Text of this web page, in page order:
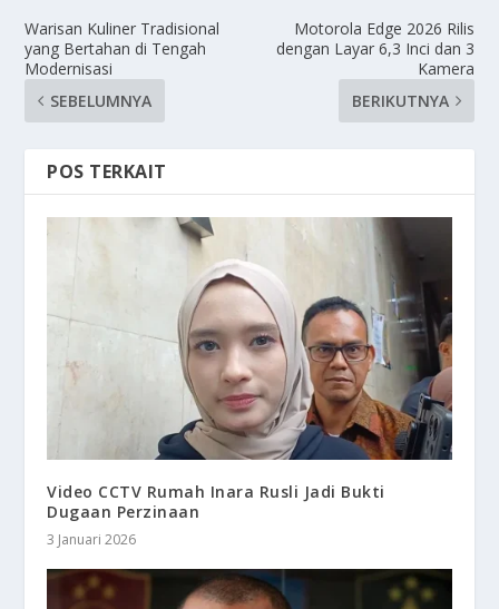
Warisan Kuliner Tradisional
yang Bertahan di Tengah
Modernisasi
SEBELUMNYA
Motorola Edge 2026 Rilis
dengan Layar 6,3 Inci dan 3
Kamera
BERIKUTNYA
POS TERKAIT
Video CCTV Rumah Inara Rusli Jadi Bukti
Dugaan Perzinaan
3 Januari 2026